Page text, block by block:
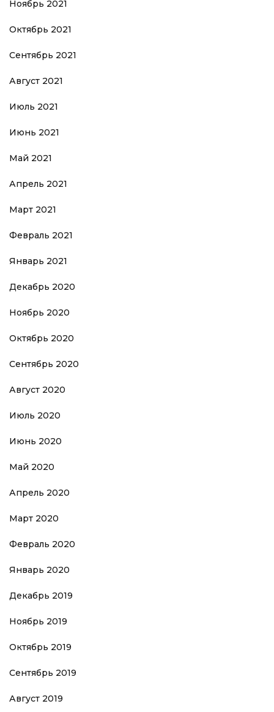
Ноябрь 2021
Октябрь 2021
Сентябрь 2021
Август 2021
Июль 2021
Июнь 2021
Май 2021
Апрель 2021
Март 2021
Февраль 2021
Январь 2021
Декабрь 2020
Ноябрь 2020
Октябрь 2020
Сентябрь 2020
Август 2020
Июль 2020
Июнь 2020
Май 2020
Апрель 2020
Март 2020
Февраль 2020
Январь 2020
Декабрь 2019
Ноябрь 2019
Октябрь 2019
Сентябрь 2019
Август 2019